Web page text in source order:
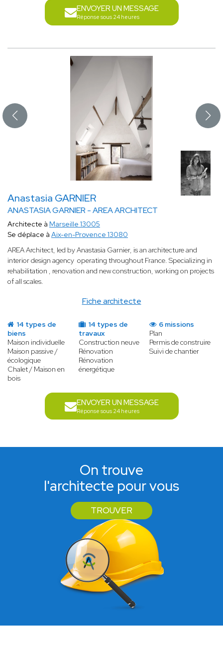
ENVOYER UN MESSAGE
Réponse sous 24 heures
Anastasia GARNIER
ANASTASIA GARNIER - AREA ARCHITECT
Fiche architecte
Architecte à Marseille 13005
Se déplace à Aix-en-Provence 13080
AREA Architect, led by Anastasia Garnier, is an architecture and
interior design agency operating throughout France. Specializing in
rehabilitation , renovation and new construction, working on projects
of all scales.
14 types de
biens
Maison individuelle
Maison passive /
écologique
Chalet / Maison en
bois
14 types de
travaux
Construction neuve
Rénovation
Rénovation
énergétique
6 missions
Plan
Permis de construire
Suivi de chantier
ENVOYER UN MESSAGE
Réponse sous 24 heures
On trouve
l'architecte pour vous
TROUVER